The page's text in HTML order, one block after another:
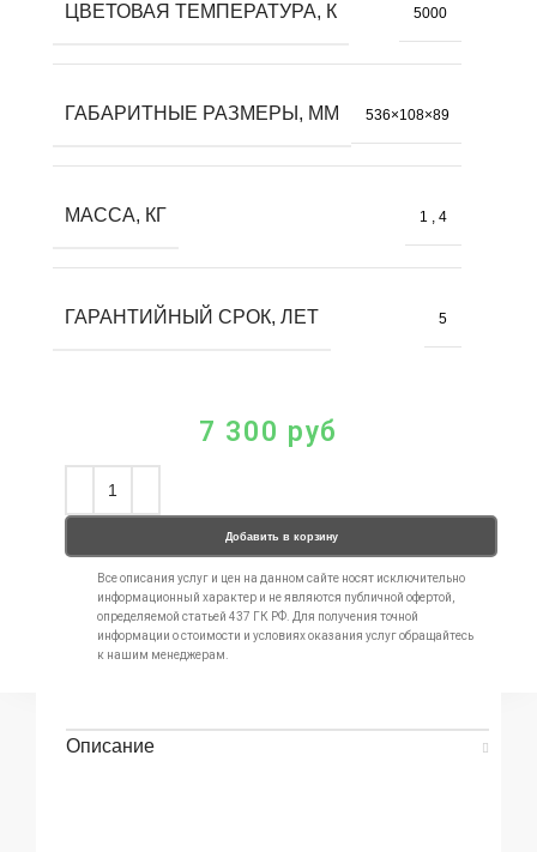
ЦВЕТОВАЯ ТЕМПЕРАТУРА, К 5000
ГАБАРИТНЫЕ РАЗМЕРЫ, ММ 536×108×89
МАССА, КГ 1 , 4
ГАРАНТИЙНЫЙ СРОК, ЛЕТ 5
7 300 руб
Добавить в корзину
Все описания услуг и цен на данном сайте носят исключительно
информационный характер и не являются публичной офертой,
определяемой статьей 437 ГК РФ. Для получения точной
информации о стоимости и условиях оказания услуг обращайтесь
к нашим менеджерам.
Описание